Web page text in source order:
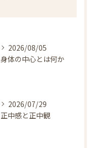
2026/08/05
身体の中心とは何か
2026/07/29
正中感と正中観